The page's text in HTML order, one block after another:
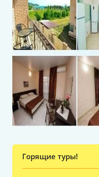
Горящие туры!